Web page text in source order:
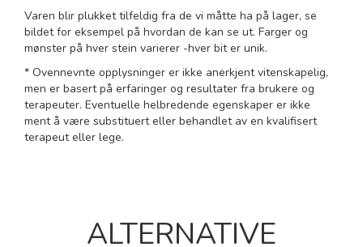
Varen blir plukket tilfeldig fra de vi måtte ha på lager, se
bildet for eksempel på hvordan de kan se ut. Farger og
mønster på hver stein varierer -hver bit er unik.
* Ovennevnte opplysninger er ikke anerkjent vitenskapelig,
men er basert på erfaringer og resultater fra brukere og
terapeuter. Eventuelle helbredende egenskaper er ikke
ment å være substituert eller behandlet av en kvalifisert
terapeut eller lege.
ALTERNATIVE